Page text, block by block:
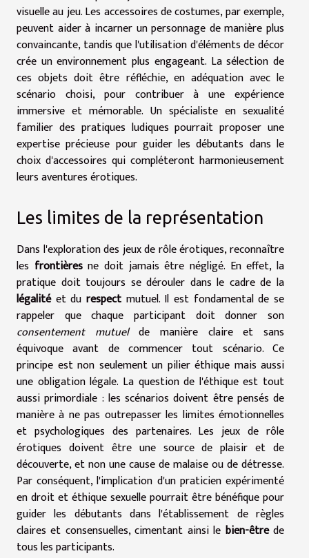
visuelle au jeu. Les accessoires de costumes, par exemple,
peuvent aider à incarner un personnage de manière plus
convaincante, tandis que l'utilisation d'éléments de décor
crée un environnement plus engageant. La sélection de
ces objets doit être réfléchie, en adéquation avec le
scénario choisi, pour contribuer à une expérience
immersive et mémorable. Un spécialiste en sexualité
familier des pratiques ludiques pourrait proposer une
expertise précieuse pour guider les débutants dans le
choix d'accessoires qui compléteront harmonieusement
leurs aventures érotiques.
Les limites de la représentation
Dans l'exploration des jeux de rôle érotiques, reconnaître
les frontièresne doit jamais être négligé. En effet, la
pratique doit toujours se dérouler dans le cadre de la
légalitéet du respect mutuel. Il est fondamental de se
rappeler que chaque participant doit donner son
consentement mutuelde manière claire et sans
équivoque avant de commencer tout scénario. Ce
principe est non seulement un pilier éthique mais aussi
une obligation légale. La question de l'éthique est tout
aussi primordiale : les scénarios doivent être pensés de
manière à ne pas outrepasser les limites émotionnelles
et psychologiques des partenaires. Les jeux de rôle
érotiques doivent être une source de plaisir et de
découverte, et non une cause de malaise ou de détresse.
Par conséquent, l'implication d'un praticien expérimenté
en droit et éthique sexuelle pourrait être bénéfique pour
guider les débutants dans l'établissement de règles
claires et consensuelles, cimentant ainsi le bien-êtrede
tous les participants.